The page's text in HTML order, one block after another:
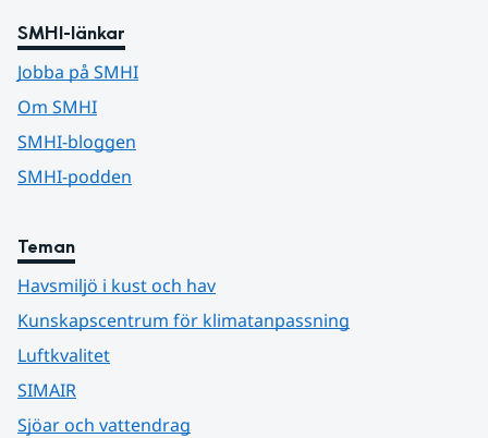
SMHI-länkar
Jobba på SMHI
Om SMHI
SMHI-bloggen
SMHI-podden
Teman
Havsmiljö i kust och hav
Kunskapscentrum för klimatanpassning
Luftkvalitet
SIMAIR
Sjöar och vattendrag